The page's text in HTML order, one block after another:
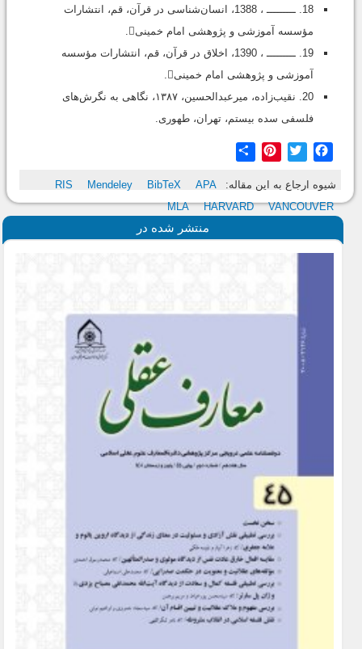
18. ـــــــــ ، 1388، انسان‌شناسی در قرآن، قم، انتشارات
مؤسسه آموزشی و پژوهشی امام خمینی.
19. ـــــــــ ، 1390، اخلاق در قرآن، قم، انتشارات مؤسسه
آموزشی و پژوهشی امام خمینی.
20. نقیب‌زاده، میرعبدالحسین، ۱۳۸۷، نگاهی به نگرش‌های
فلسفی سده بیستم، تهران، طهوری.
Facebook
Twitter
Pinterest
شیوه ارجاع به این مقاله: RIS Mendeley BibTeX
APA
MLA
HARVARD VANCOUVER
منتشر شده در